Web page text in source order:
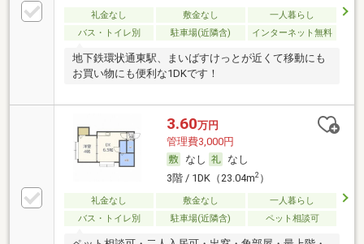
礼金なし 敷金なし
一人暮らし
バス・トイレ別
駐車場(近隣含) インターネット無料
地下鉄環状通東駅、まいばすけっとが近くて移動にも
お買い物にも便利な1DKです！
3.60万円
管理費3,000円
なし
なし
3階 / 1DK（23.04m2）
礼金なし 敷金なし
一人暮らし
バス・トイレ別
駐車場(近隣含) ペット相談可